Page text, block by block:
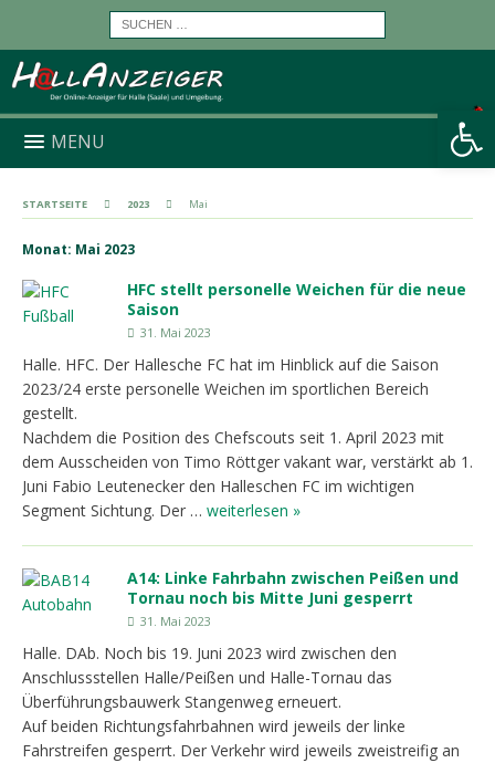
Werkzeugleiste öffnen
MENU
STARTSEITE 2023 Mai
Monat: Mai 2023
HFC stellt personelle Weichen für die neue
Saison
31. Mai 2023
Halle. HFC. Der Hallesche FC hat im Hinblick auf die Saison
2023/24 erste personelle Weichen im sportlichen Bereich
gestellt.
Nachdem die Position des Chefscouts seit 1. April 2023 mit
dem Ausscheiden von Timo Röttger vakant war, verstärkt ab 1.
Juni Fabio Leutenecker den Halleschen FC im wichtigen
Segment Sichtung. Der … weiterlesen »
A14: Linke Fahrbahn zwischen Peißen und
Tornau noch bis Mitte Juni gesperrt
31. Mai 2023
Halle. DAb. Noch bis 19. Juni 2023 wird zwischen den
Anschlussstellen Halle/Peißen und Halle-Tornau das
Überführungsbauwerk Stangenweg erneuert.
Auf beiden Richtungsfahrbahnen wird jeweils der linke
Fahrstreifen gesperrt. Der Verkehr wird jeweils zweistreifig an